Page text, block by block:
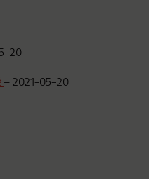
20
– 2021-05-20